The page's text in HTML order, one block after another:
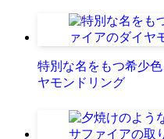
特別な名をもつ希少
ヤモンドリング